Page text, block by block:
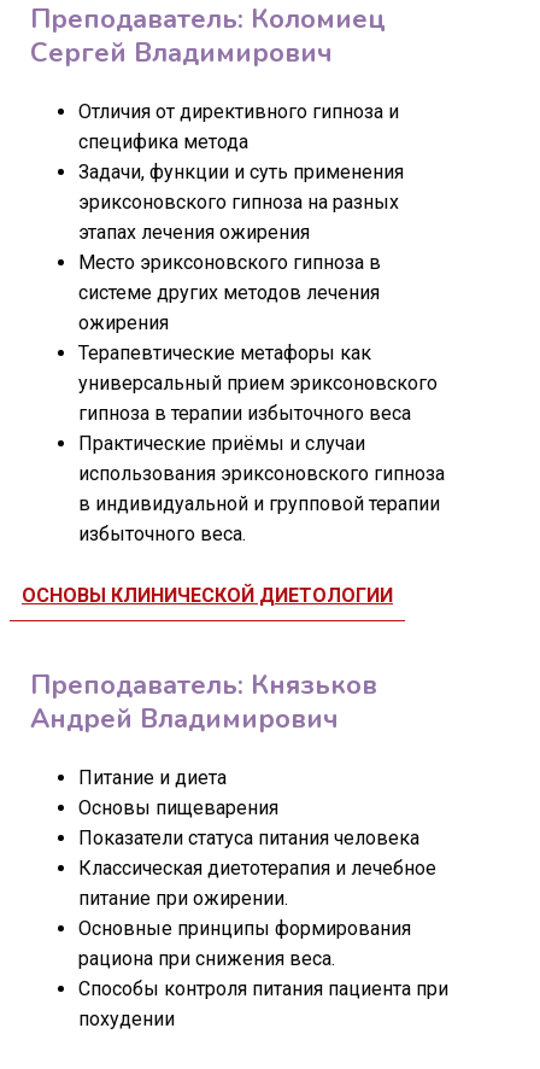
Преподаватель: Коломиец
Сергей Владимирович
Отличия от директивного гипноза и
специфика метода
Задачи, функции и суть применения
эриксоновского гипноза на разных
этапах лечения ожирения
Место эриксоновского гипноза в
системе других методов лечения
ожирения
Терапевтические метафоры как
универсальный прием эриксоновского
гипноза в терапии избыточного веса
Практические приёмы и случаи
использования эриксоновского гипноза
в индивидуальной и групповой терапии
избыточного веса.
ОСНОВЫ КЛИНИЧЕСКОЙ ДИЕТОЛОГИИ
Преподаватель: Князьков
Андрей Владимирович
Питание и диета
Основы пищеварения
Показатели статуса питания человека
Классическая диетотерапия и лечебное
питание при ожирении.
Основные принципы формирования
рациона при снижения веса.
Способы контроля питания пациента при
похудении